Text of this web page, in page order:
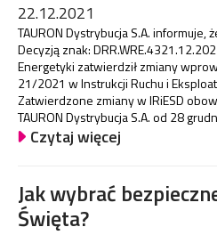
22.12.2021
TAURON Dystrybucja S.A. informuje,
Decyzją znak:
Energetyki zatwierdził zmiany
21/2021 w Instrukcji Ruchu i
Zatwierdzone zmiany w IRiESD
TAURON Dystrybucja S.A. od 28
Czytaj więcej
Jak wybrać
Święta?